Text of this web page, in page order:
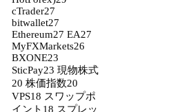
cTrader27
bitwallet27
Ethereum27 EA27
MyFXMarkets26
BXONE23
SticPay23 現物株式
20 株価指数20
VPS18 スワップポ
イント 18 スプレッ